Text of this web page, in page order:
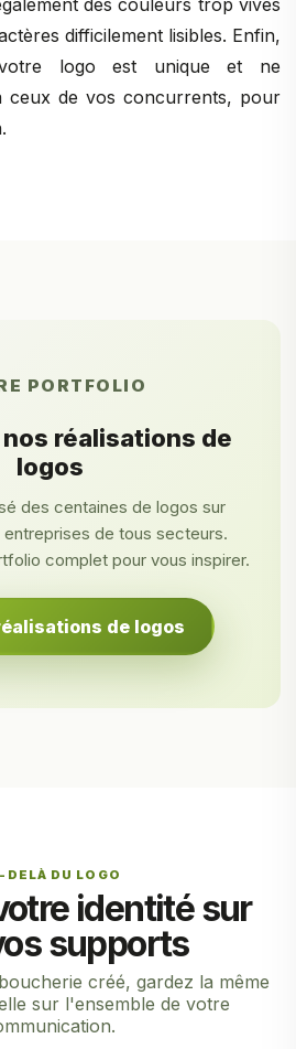
des couleurs trop vives
difficilement lisibles. Enfin,
logo est unique et ne
ceux de vos concurrents, pour
PORTFOLIO
réalisations de
logos
des centaines de logos sur
de tous secteurs.
complet pour vous inspirer.
de logos
DELÀ DU LOGO
identité sur
supports
créé, gardez la même
sur l'ensemble de votre